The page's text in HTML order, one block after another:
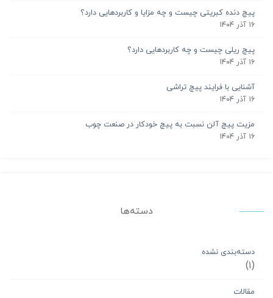
پیچ دنده کبریتی چیست و چه مزایا و کاربردهایی دارد؟
۱۶ آذر ۱۴۰۴
پیچ ریلی چیست و چه کاربردهایی دارد؟
۱۶ آذر ۱۴۰۴
آشنایی با فرایند پیچ تراشی
۱۶ آذر ۱۴۰۴
مزیت پیچ آلن نسبت به پیچ خودکار در صنعت چوب
۱۶ آذر ۱۴۰۴
دسته‌ها
دسته‌بندی نشده
(۱)
مقالات